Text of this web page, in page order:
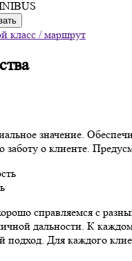
класс / маршрут
значение.
заботу о клиенте.
справляемся с
дальности. К
подход. Для каждого